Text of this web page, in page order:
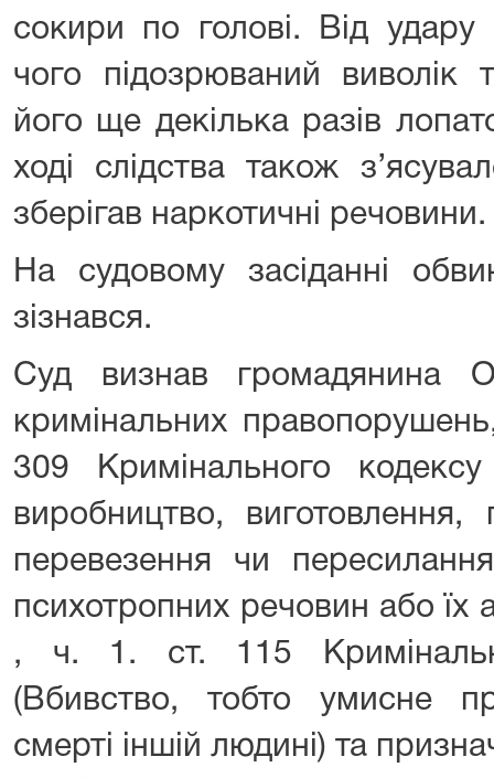
сокири по голові. Від удару
чого підозрюваний виволік
його ще декілька разів
ході слідства також
зберігав наркотичні речовини.
На судовому засіданні
зізнався.
Суд визнав громадянина
кримінальних
309 Кримінального
виробництво, виготовлення,
перевезення чи
психотропних речовин або їх
, ч. 1. ст. 115
(Вбивство, тобто умисне
смерті іншій людині) та